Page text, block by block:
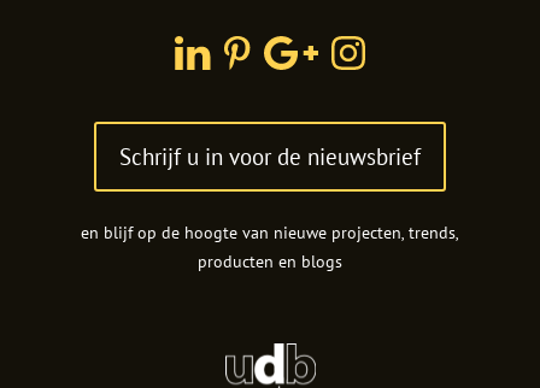
LinkedInPinterestGoogle
Instagram
Schrijf u in voor de nieuwsbrief
en blijf op de hoogte van nieuwe projecten, trends,
producten en blogs